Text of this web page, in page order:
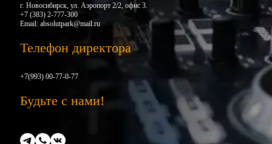
г. Новосибирск, ул. Аэропорт 2/2, офис 3.
+7 (383) 2-777-300
Email: absolutpark@mail.ru
Телефон директора
+7(993) 00-77-0-77
Будьте с нами!